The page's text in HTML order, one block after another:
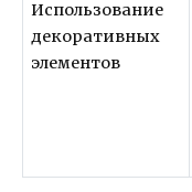
Использование
декоративных
элементов